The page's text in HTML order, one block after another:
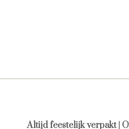
Altijd feestelijk verpakt |